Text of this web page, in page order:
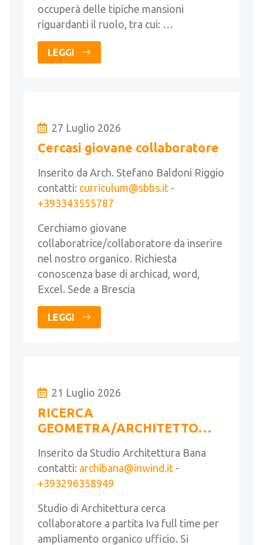
occuperà delle tipiche mansioni
riguardanti il ruolo, tra cui: …
LEGGI
27 Luglio 2026
Cercasi giovane collaboratore
Inserito da Arch. Stefano Baldoni Riggio
contatti: curriculum@sbbs.it -
+393343555787
Cerchiamo giovane
collaboratrice/collaboratore da inserire
nel nostro organico. Richiesta
conoscenza base di archicad, word,
Excel. Sede a Brescia
LEGGI
21 Luglio 2026
RICERCA
GEOMETRA/ARCHITETTO
Inserito da Studio Architettura Bana
contatti: archibana@inwind.it -
+393296358949
Studio di Architettura cerca
collaboratore a partita Iva full time per
ampliamento organico ufficio. Si